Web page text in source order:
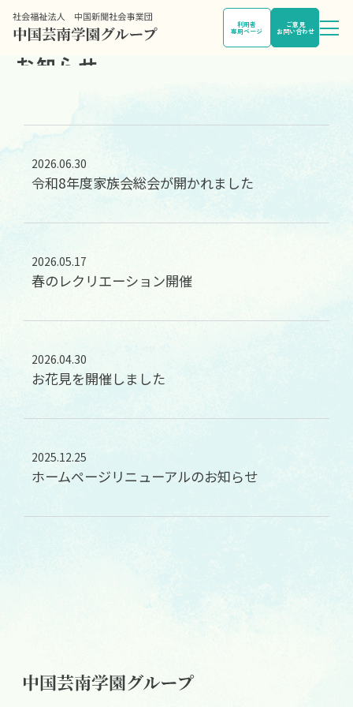
利用者
専用ページ
ご意見
お問い合わせ
NEWS
お知らせ
2026.06.30
令和8年度家族会総会が開かれました
2026.05.17
春のレクリエーション開催
2026.04.30
お花見を開催しました
2025.12.25
ホームページリニューアルのお知らせ